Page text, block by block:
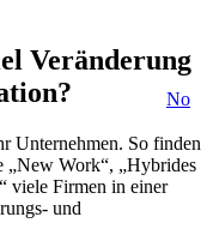
Januar 22nd, 2024 No
Veränderung
Unternehmen. So finden
„New Work“, „Hybrides
viele Firmen in einer
und